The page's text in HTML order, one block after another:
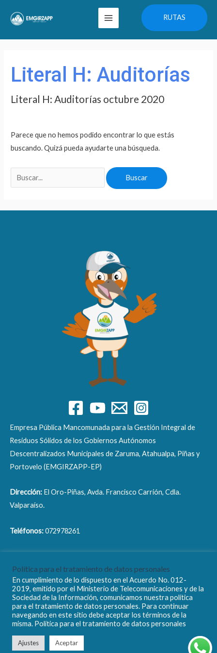
Main
Menu
RUTAS
Literal H: Auditorías
Literal H: Auditorías octubre 2020
Parece que no hemos podido encontrar lo que estás
buscando. Quizá pueda ayudarte una búsqueda.
Empresa Pública Mancomunada para la Gestión Integral de
Residuos Sólidos de los Gobiernos Autónomos
Descentralizados Municipales de Zaruma, Atahualpa, Piñas y
Portovelo (EMGIRZAPP-EP)
Dirección: El Oro-Piñas, Avda. Francisco Carrión, Cdla.
Valparaíso.
Teléfonos:072978261
Copyright © 2026 EMGIRZAPP - EP
Política para el tratamiento de datos personales
En cumplimiento de lo dispuesto en el Acuerdo No. 012-
2019, emitido por el Ministerio de Telecomunicaciones y de la
Sociedad de la Información, comunicamos nuestra política
para el tratamiento de datos personales. Para continuar
navegando en este sitio debe aceptar los términos de la
misma. Política para el tratamiento de datos personales
Ajustes Aceptar